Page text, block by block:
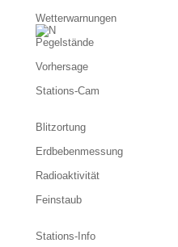
Wetterwarnungen
Pegelstände
Vorhersage
Stations-Cam
Blitzortung
Erdbebenmessung
Radioaktivität
Feinstaub
Stations-Info